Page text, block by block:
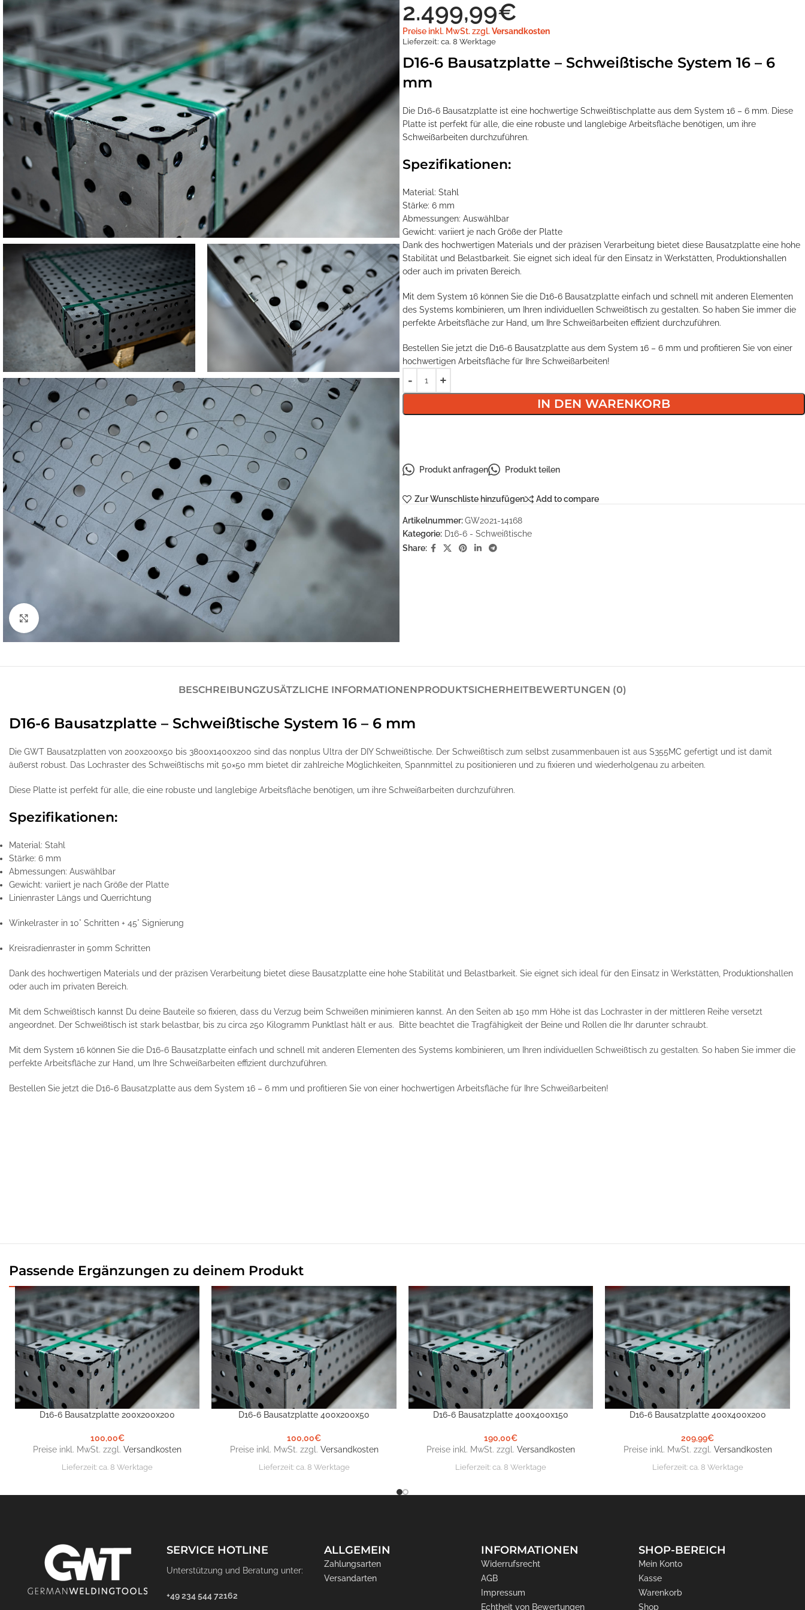
2.499,99€
Preise inkl. MwSt. zzgl. Versandkosten
Lieferzeit: ca. 8 Werktage
D16-6 Bausatzplatte – Schweißtische System 16 – 6
mm
Die D16-6 Bausatzplatte ist eine hochwertige Schweißtischplatte aus dem System 16 – 6 mm. Diese
Platte ist perfekt für alle, die eine robuste und langlebige Arbeitsfläche benötigen, um ihre
Schweißarbeiten durchzuführen.
Spezifikationen:
Material: Stahl
Stärke: 6 mm
Abmessungen: Auswählbar
Gewicht: variiert je nach Größe der Platte
Dank des hochwertigen Materials und der präzisen Verarbeitung bietet diese Bausatzplatte eine hohe
Stabilität und Belastbarkeit. Sie eignet sich ideal für den Einsatz in Werkstätten, Produktionshallen
oder auch im privaten Bereich.
Mit dem System 16 können Sie die D16-6 Bausatzplatte einfach und schnell mit anderen Elementen
des Systems kombinieren, um Ihren individuellen Schweißtisch zu gestalten. So haben Sie immer die
perfekte Arbeitsfläche zur Hand, um Ihre Schweißarbeiten effizient durchzuführen.
Bestellen Sie jetzt die D16-6 Bausatzplatte aus dem System 16 – 6 mm und profitieren Sie von einer
hochwertigen Arbeitsfläche für Ihre Schweißarbeiten!
IN DEN WARENKORB
Produkt anfragen Produkt teilen
Zur Wunschliste hinzufügen Add to compare
Artikelnummer:GW2021-14168
Kategorie: D16-6 - Schweißtische
Share:
BESCHREIBUNGZUSÄTZLICHE INFORMATIONENPRODUKTSICHERHEITBEWERTUNGEN (0)
D16-6 Bausatzplatte – Schweißtische System 16 – 6 mm
Die GWT Bausatzplatten von 200x200x50 bis 3800x1400x200 sind das nonplus Ultra der DIY Schweißtische. Der Schweißtisch zum selbst zusammenbauen ist aus S355MC gefertigt und ist damit
äußerst robust. Das Lochraster des Schweißtischs mit 50×50 mm bietet dir zahlreiche Möglichkeiten, Spannmittel zu positionieren und zu fixieren und wiederholgenau zu arbeiten.
Diese Platte ist perfekt für alle, die eine robuste und langlebige Arbeitsfläche benötigen, um ihre Schweißarbeiten durchzuführen.
Spezifikationen:
Material: Stahl
Stärke: 6 mm
Abmessungen: Auswählbar
Gewicht: variiert je nach Größe der Platte
Linienraster Längs und Querrichtung
Winkelraster in 10° Schritten + 45° Signierung
Kreisradienraster in 50mm Schritten
Dank des hochwertigen Materials und der präzisen Verarbeitung bietet diese Bausatzplatte eine hohe Stabilität und Belastbarkeit. Sie eignet sich ideal für den Einsatz in Werkstätten, Produktionshallen
oder auch im privaten Bereich.
Mit dem Schweißtisch kannst Du deine Bauteile so fixieren, dass du Verzug beim Schweißen minimieren kannst. An den Seiten ab 150 mm Höhe ist das Lochraster in der mittleren Reihe versetzt
angeordnet. Der Schweißtisch ist stark belastbar, bis zu circa 250 Kilogramm Punktlast hält er aus. Bitte beachtet die Tragfähigkeit der Beine und Rollen die Ihr darunter schraubt.
Mit dem System 16 können Sie die D16-6 Bausatzplatte einfach und schnell mit anderen Elementen des Systems kombinieren, um Ihren individuellen Schweißtisch zu gestalten. So haben Sie immer die
perfekte Arbeitsfläche zur Hand, um Ihre Schweißarbeiten effizient durchzuführen.
Bestellen Sie jetzt die D16-6 Bausatzplatte aus dem System 16 – 6 mm und profitieren Sie von einer hochwertigen Arbeitsfläche für Ihre Schweißarbeiten!
Passende Ergänzungen zu deinem Produkt
IN DEN WARENKORB
D16-6 Bausatzplatte 200x200x200
100,00€
Preise inkl. MwSt. zzgl.Versandkosten
Lieferzeit:ca. 8 Werktage
IN DEN WARENKORB
D16-6 Bausatzplatte 400x200x50
100,00€
Preise inkl. MwSt. zzgl. Versandkosten
Lieferzeit: ca. 8 Werktage
IN DEN WARENKORB
D16-6 Bausatzplatte 400x400x150
190,00€
Preise inkl. MwSt. zzgl.Versandkosten
Lieferzeit:ca. 8 Werktage
IN DEN WARENKORB
D16-6 Bausatzplatte 400x400x200
209,99€
Preise inkl. MwSt. zzgl. Versandkosten
Lieferzeit: ca. 8 Werktage
SERVICE HOTLINE
Unterstützung und Beratung unter:
+49 234 544 72162
ALLGEMEIN
Zahlungsarten
Versandarten
INFORMATIONEN
Widerrufsrecht
AGB
Impressum
Echtheit von Bewertungen
SHOP-BEREICH
Mein Konto
Kasse
Warenkorb
Shop